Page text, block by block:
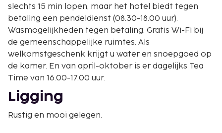
slechts 15 min lopen, maar het hotel biedt tegen
betaling een pendeldienst (08.30-18.00 uur).
Wasmogelijkheden tegen betaling. Gratis Wi-Fi bij
de gemeenschappelijke ruimtes. Als
welkomstgeschenk krijgt u water en snoepgoed op
de kamer. En van april-oktober is er dagelijks Tea
Time van 16.00-17.00 uur.
Ligging
Rustig en mooi gelegen.